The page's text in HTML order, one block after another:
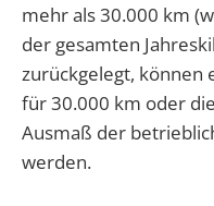
mehr als 30.000 km
der gesamten
zurückgelegt, können
für 30.000 km oder
Ausmaß der
werden.